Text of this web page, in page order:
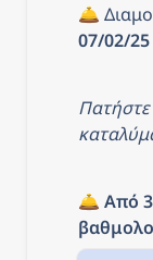
🛎️
07/02/
Πατήστε
🛎️ Από